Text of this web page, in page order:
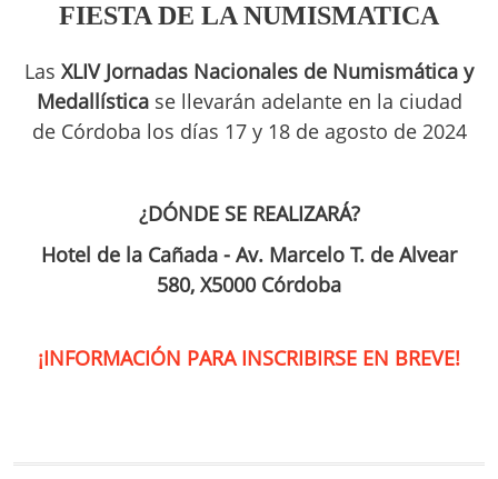
FIESTA DE LA NUMISMATICA
Las XLIV Jornadas Nacionales de Numismática y
Medallísticase llevarán adelante en la ciudad
de Córdoba los días 17 y 18 de agosto de 2024
¿DÓNDE SE REALIZARÁ?
Hotel de la Cañada - Av. Marcelo T. de Alvear
580, X5000 Córdoba
¡INFORMACIÓN PARA INSCRIBIRSE EN BREVE!